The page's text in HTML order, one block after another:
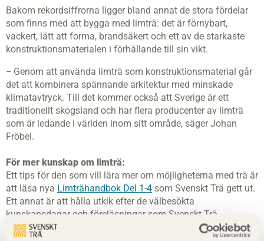
Bakom rekordsiffrorna ligger bland annat de stora fördelar
som finns med att bygga med limträ: det är förnybart,
vackert, lätt att forma, brandsäkert och ett av de starkaste
konstruktionsmaterialen i förhållande till sin vikt.
− Genom att använda limträ som konstruktionsmaterial går
det att kombinera spännande arkitektur med minskade
klimatavtryck. Till det kommer också att Sverige är ett
traditionellt skogsland och har flera producenter av limträ
som är ledande i världen inom sitt område, säger Johan
Fröbel.
För mer kunskap om limträ:
Ett tips för den som vill lära mer om möjligheterna med trä är
att läsa nya Limträhandbok Del 1-4 som Svenskt Trä gett ut.
Ett annat är att hålla utkik efter de välbesökta
kunskapsdagar och föreläsningar som Svenskt Trä
arrangerar.